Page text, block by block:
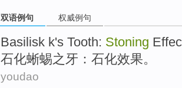
双语例句 权威例句
Basilisk k's Tooth: Stoning
石化蜥蜴之牙 ： 石化效果。
youdao